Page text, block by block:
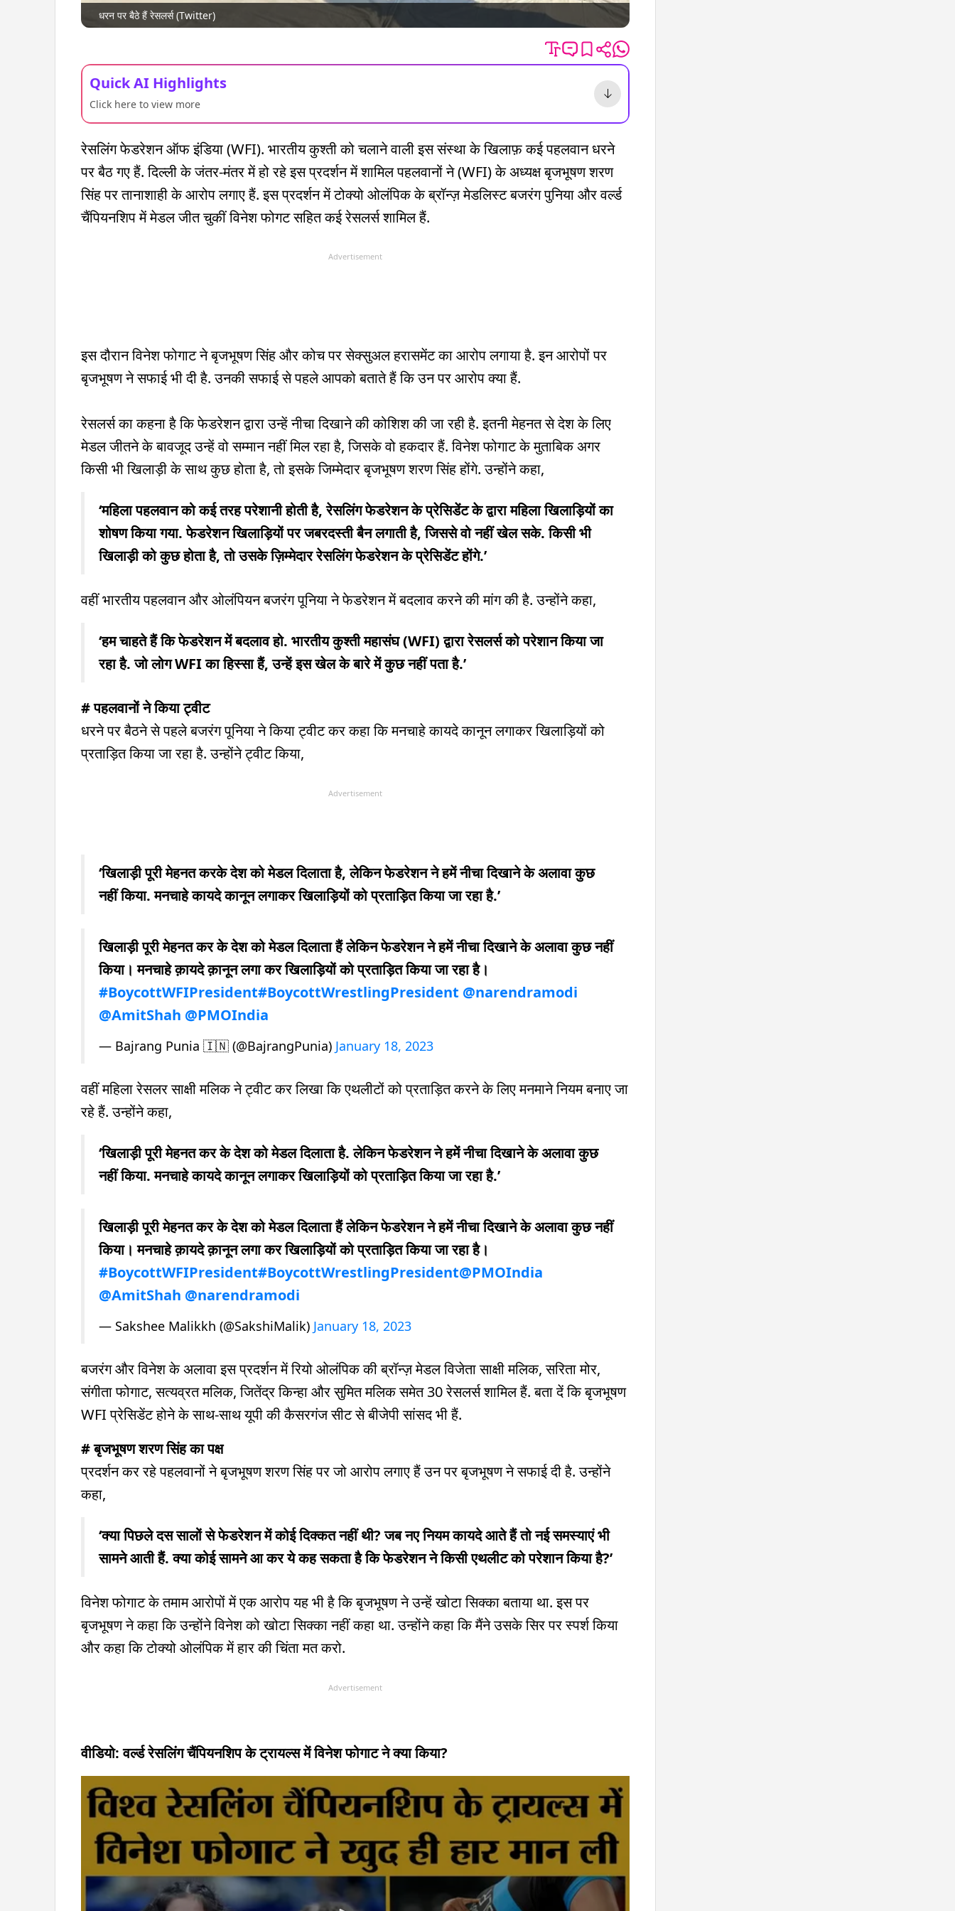
धरन पर बैठे हैं रेसलर्स (Twitter)
Quick AI Highlights
Click here to view more
रेसलिंग फेडरेशन ऑफ इंडिया (WFI). भारतीय कुश्ती को चलाने वाली इस संस्था के खिलाफ़ कई पहलवान धरने
पर बैठ गए हैं. दिल्ली के जंतर-मंतर में हो रहे इस प्रदर्शन में शामिल पहलवानों ने (WFI) के अध्यक्ष बृजभूषण शरण
सिंह पर तानाशाही के आरोप लगाए हैं. इस प्रदर्शन में टोक्यो ओलंपिक के ब्रॉन्ज़ मेडलिस्ट बजरंग पुनिया और वर्ल्ड
चैंपियनशिप में मेडल जीत चुकीं विनेश फोगट सहित कई रेसलर्स शामिल हैं.
Advertisement
इस दौरान विनेश फोगाट ने बृजभूषण सिंह और कोच पर सेक्सुअल हरासमेंट का आरोप लगाया है. इन आरोपों पर
बृजभूषण ने सफाई भी दी है. उनकी सफाई से पहले आपको बताते हैं कि उन पर आरोप क्या हैं.
रेसलर्स का कहना है कि फेडरेशन द्वारा उन्हें नीचा दिखाने की कोशिश की जा रही है. इतनी मेहनत से देश के लिए
मेडल जीतने के बावजूद उन्हें वो सम्मान नहीं मिल रहा है, जिसके वो हकदार हैं. विनेश फोगाट के मुताबिक अगर
किसी भी खिलाड़ी के साथ कुछ होता है, तो इसके जिम्मेदार बृजभूषण शरण सिंह होंगे. उन्होंने कहा,
‘महिला पहलवान को कई तरह परेशानी होती है, रेसलिंग फेडरेशन के प्रेसिडेंट के द्वारा महिला खिलाड़ियों का
शोषण किया गया. फेडरेशन खिलाड़ियों पर जबरदस्ती बैन लगाती है, जिससे वो नहीं खेल सके. किसी भी
खिलाड़ी को कुछ होता है, तो उसके ज़िम्मेदार रेसलिंग फेडरेशन के प्रेसिडेंट होंगे.’
वहीं भारतीय पहलवान और ओलंपियन बजरंग पूनिया ने फेडरेशन में बदलाव करने की मांग की है. उन्होंने कहा,
‘हम चाहते हैं कि फेडरेशन में बदलाव हो. भारतीय कुश्ती महासंघ (WFI) द्वारा रेसलर्स को परेशान किया जा
रहा है. जो लोग WFI का हिस्सा हैं, उन्हें इस खेल के बारे में कुछ नहीं पता है.’
# पहलवानों ने किया ट्वीट
धरने पर बैठने से पहले बजरंग पूनिया ने किया ट्वीट कर कहा कि मनचाहे कायदे कानून लगाकर खिलाड़ियों को
प्रताड़ित किया जा रहा है. उन्होंने ट्वीट किया,
Advertisement
‘खिलाड़ी पूरी मेहनत करके देश को मेडल दिलाता है, लेकिन फेडरेशन ने हमें नीचा दिखाने के अलावा कुछ
नहीं किया. मनचाहे कायदे कानून लगाकर खिलाड़ियों को प्रताड़ित किया जा रहा है.’
खिलाड़ी पूरी मेहनत कर के देश को मेडल दिलाता हैं लेकिन फेडरेशन ने हमें नीचा दिखाने के अलावा कुछ नहीं
किया। मनचाहे क़ायदे क़ानून लगा कर खिलाड़ियों को प्रताड़ित किया जा रहा है।
#BoycottWFIPresident#BoycottWrestlingPresident @narendramodi
@AmitShah @PMOIndia
— Bajrang Punia 🇮🇳 (@BajrangPunia) January 18, 2023
वहीं महिला रेसलर साक्षी मलिक ने ट्वीट कर लिखा कि एथलीटों को प्रताड़ित करने के लिए मनमाने नियम बनाए जा
रहे हैं. उन्होंने कहा,
‘खिलाड़ी पूरी मेहनत कर के देश को मेडल दिलाता है. लेकिन फेडरेशन ने हमें नीचा दिखाने के अलावा कुछ
नहीं किया. मनचाहे कायदे कानून लगाकर खिलाड़ियों को प्रताड़ित किया जा रहा है.’
खिलाड़ी पूरी मेहनत कर के देश को मेडल दिलाता हैं लेकिन फेडरेशन ने हमें नीचा दिखाने के अलावा कुछ नहीं
किया। मनचाहे क़ायदे क़ानून लगा कर खिलाड़ियों को प्रताड़ित किया जा रहा है।
#BoycottWFIPresident#BoycottWrestlingPresident@PMOIndia
@AmitShah @narendramodi
— Sakshee Malikkh (@SakshiMalik) January 18, 2023
बजरंग और विनेश के अलावा इस प्रदर्शन में रियो ओलंपिक की ब्रॉन्ज़ मेडल विजेता साक्षी मलिक, सरिता मोर,
संगीता फोगाट, सत्यव्रत मलिक, जितेंद्र किन्हा और सुमित मलिक समेत 30 रेसलर्स शामिल हैं. बता दें कि बृजभूषण
WFI प्रेसिडेंट होने के साथ-साथ यूपी की कैसरगंज सीट से बीजेपी सांसद भी हैं.
# बृजभूषण शरण सिंह का पक्ष
प्रदर्शन कर रहे पहलवानों ने बृजभूषण शरण सिंह पर जो आरोप लगाए हैं उन पर बृजभूषण ने सफाई दी है. उन्होंने
कहा,
‘क्या पिछले दस सालों से फेडरेशन में कोई दिक्कत नहीं थी? जब नए नियम कायदे आते हैं तो नई समस्याएं भी
सामने आती हैं. क्या कोई सामने आ कर ये कह सकता है कि फेडरेशन ने किसी एथलीट को परेशान किया है?’
विनेश फोगाट के तमाम आरोपों में एक आरोप यह भी है कि बृजभूषण ने उन्हें खोटा सिक्का बताया था. इस पर
बृजभूषण ने कहा कि उन्होंने विनेश को खोटा सिक्का नहीं कहा था. उन्होंने कहा कि मैंने उसके सिर पर स्पर्श किया
और कहा कि टोक्यो ओलंपिक में हार की चिंता मत करो.
Advertisement
वीडियो: वर्ल्ड रेसलिंग चैंपियनशिप के ट्रायल्स में विनेश फोगाट ने क्या किया?